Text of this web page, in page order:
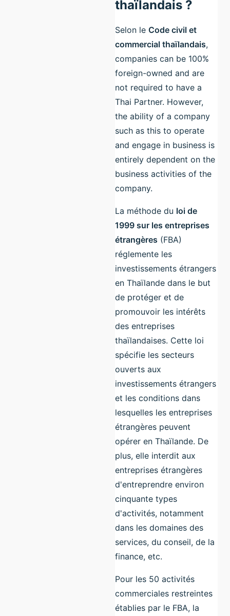
thaïlandais ?
Selon le Code civil et
commercial thaïlandais,
companies can be 100%
foreign-owned and are
not required to have a
Thai Partner. However,
the ability of a company
such as this to operate
and engage in business is
entirely dependent on the
business activities of the
company.
La méthode du loi de
1999 sur les entreprises
étrangères (FBA)
réglemente les
investissements étrangers
en Thaïlande dans le but
de protéger et de
promouvoir les intérêts
des entreprises
thaïlandaises. Cette loi
spécifie les secteurs
ouverts aux
investissements étrangers
et les conditions dans
lesquelles les entreprises
étrangères peuvent
opérer en Thaïlande. De
plus, elle interdit aux
entreprises étrangères
d'entreprendre environ
cinquante types
d'activités, notamment
dans les domaines des
services, du conseil, de la
finance, etc.
Pour les 50 activités
commerciales restreintes
établies par le FBA, la